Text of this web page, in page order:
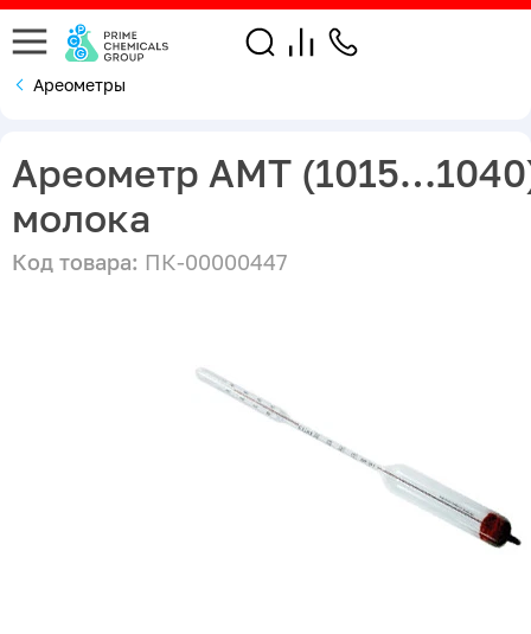
Ареометры
Ареометр АМТ
молока
Код товара: ПК-00000447